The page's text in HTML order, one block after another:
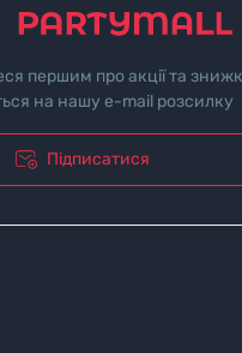
першим про акції та
на нашу e-mail розсилку
Підписатися